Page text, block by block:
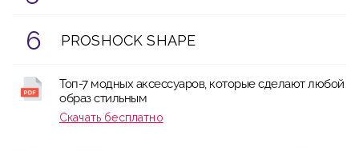
PROSHOCK SHAPE
Топ-7 модных аксессуаров, которые сделают любой
образ стильным
Скачать бесплатно